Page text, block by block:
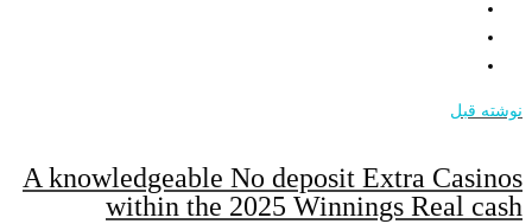
نوشته قبل
A knowledgeable No deposit Extra Casinos
within the 2025 Winnings Real cash